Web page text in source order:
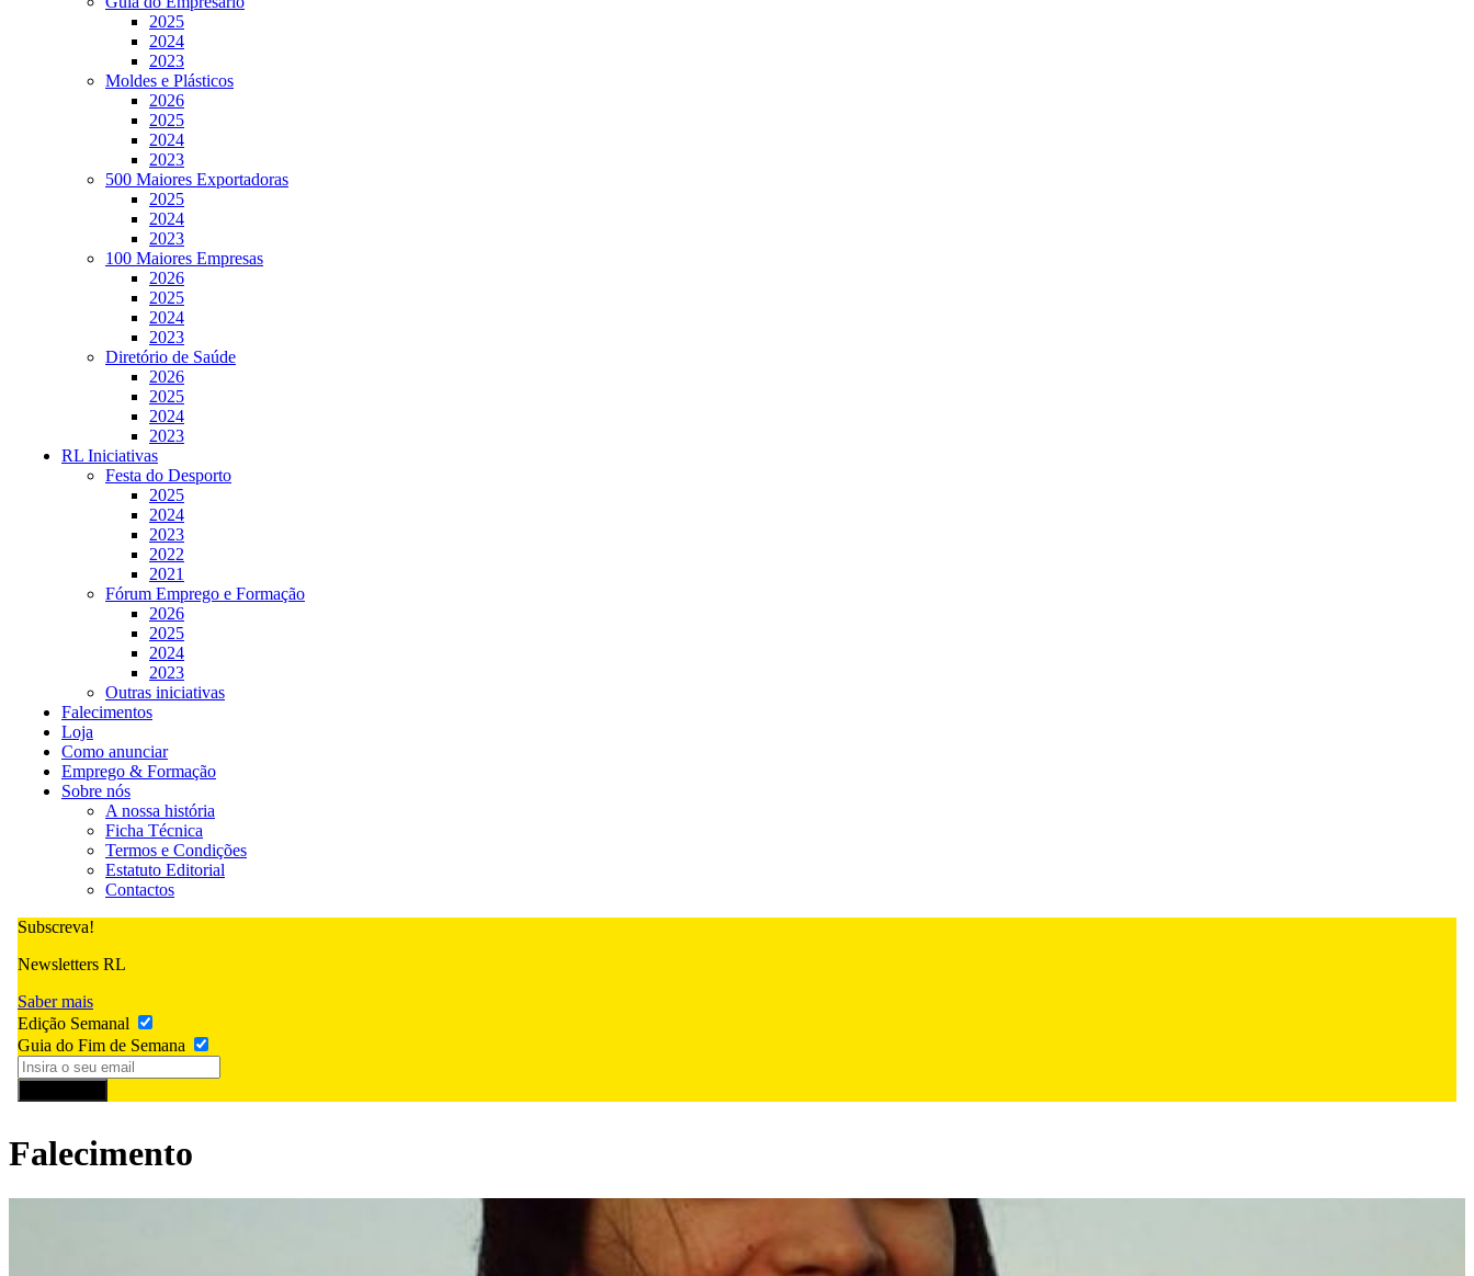
2025
2024
2023
Moldes e Plásticos
2026
2025
2024
2023
500 Maiores Exportadoras
2025
2024
2023
100 Maiores Empresas
2026
2025
2024
2023
Diretório de Saúde
2026
2025
2024
2023
RL Iniciativas
Festa do Desporto
2025
2024
2023
2022
2021
Fórum Emprego e Formação
2026
2025
2024
2023
Outras iniciativas
Falecimentos
Loja
Como anunciar
Emprego & Formação
Sobre nós
A nossa história
Ficha Técnica
Termos e Condições
Estatuto Editorial
Contactos
Subscreva!
Newsletters RL
Saber mais
Edição Semanal
Guia do Fim de Semana
Falecimento